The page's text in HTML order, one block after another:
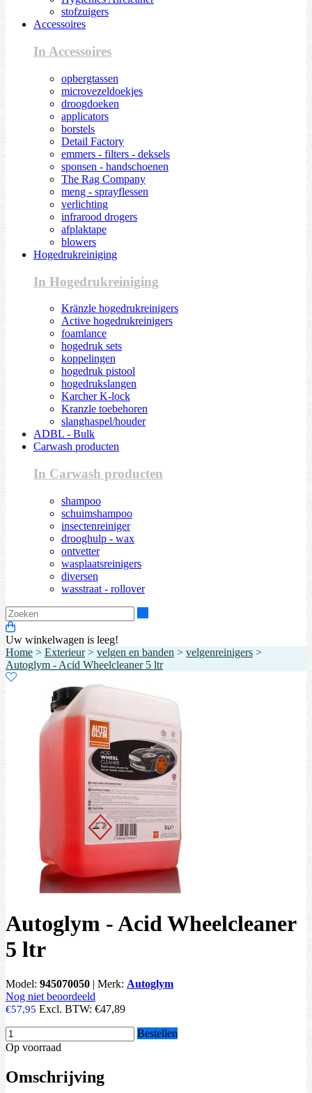
stofzuigers
Accessoires
In Accessoires
opbergtassen
microvezeldoekjes
droogdoeken
applicators
borstels
Detail Factory
emmers - filters - deksels
sponsen - handschoenen
The Rag Company
meng - sprayflessen
verlichting
infrarood drogers
afplaktape
blowers
Hogedrukreiniging
In Hogedrukreiniging
Kränzle hogedrukreinigers
Active hogedrukreinigers
foamlance
hogedruk sets
koppelingen
hogedruk pistool
hogedrukslangen
Karcher K-lock
Kranzle toebehoren
slanghaspel/houder
ADBL - Bulk
Carwash producten
In Carwash producten
shampoo
schuimshampoo
insectenreiniger
drooghulp - wax
ontvetter
wasplaatsreinigers
diversen
wasstraat - rollover
Uw winkelwagen is leeg!
Home > Exterieur> velgen en banden > velgenreinigers >
Autoglym - Acid Wheelcleaner 5 ltr
Autoglym - Acid Wheelcleaner
5 ltr
Model: 945070050 | Merk: Autoglym
Nog niet beoordeeld
€57,95 Excl. BTW: €47,89
Bestellen
Op voorraad
Omschrijving